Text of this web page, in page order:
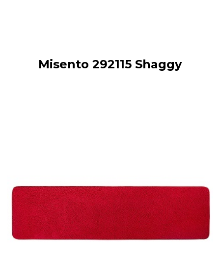
Misento 292115 Shaggy